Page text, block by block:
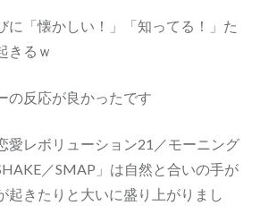
に「懐かしい！」「知ってる！」た
きるｗ
の反応が良かったです
愛レボリューション21／モーニング
／SMAP」は自然と合いの手が
起きたりと大いに盛り上がりまし